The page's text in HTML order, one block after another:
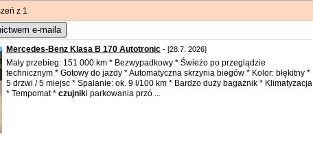
z 1
e-maila
Mercedes-Benz Klasa B 170 Autotronic - [28.7. 2026]
Mały przebieg: 151 000 km * Bezwypadkowy * Świeżo po przeglądzie
technicznym * Gotowy do jazdy * Automatyczna skrzynia biegów * Kolor: błękitny *
5 drzwi / 5 miejsc * Spalanie: ok. 9 l/100 km * Bardzo duży bagażnik * Klimatyzacja
* Tempomat * czujniki parkowania przó ...